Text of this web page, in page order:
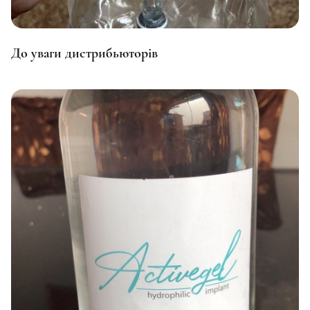
До уваги дистрибьюторів
Micronesia
Fiji
Finland
France
Croatia
Montenegro
Czech Republic
Switzerland